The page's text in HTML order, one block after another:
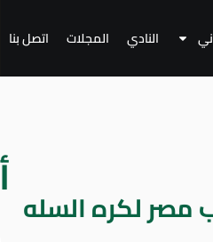
النادي المجلات اتصل بنا
مصر لكره السله